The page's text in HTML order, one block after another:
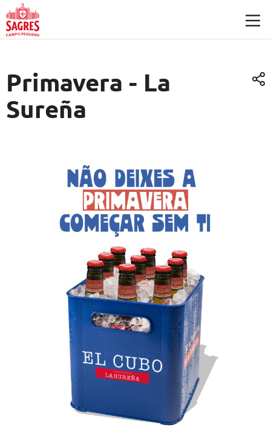
Saltar para o conteúdo principal
Primavera - La
Sureña